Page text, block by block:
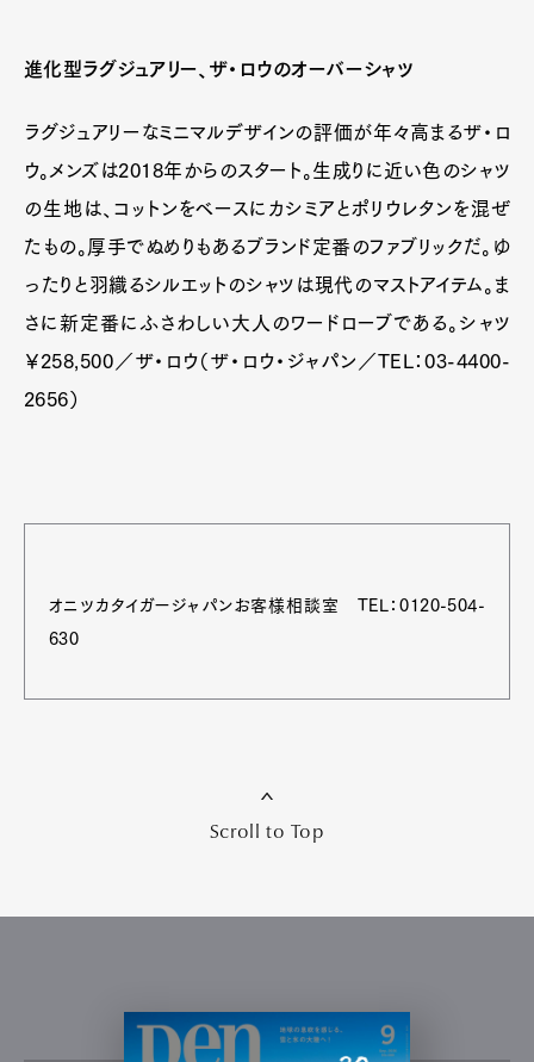
進化型ラグジュアリー、ザ・ロウのオーバーシャツ
ラグジュアリーなミニマルデザインの評価が年々高まるザ・ロ
ウ。メンズは2018年からのスタート。生成りに近い色のシャツ
の生地は、コットンをベースにカシミアとポリウレタンを混ぜ
たもの。厚手でぬめりもあるブランド定番のファブリックだ。ゆ
ったりと羽織るシルエットのシャツは現代のマストアイテム。ま
さに新定番にふさわしい大人のワードローブである。シャツ
￥258,500／ザ・ロウ（ザ・ロウ・ジャパン／TEL：03-4400-
2656）
オニツカタイガージャパンお客様相談室 TEL：0120-504-
630
Scroll to Top